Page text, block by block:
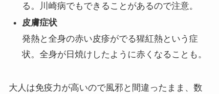
る。川崎病でもできることがあるので注意。
皮膚症状
発熱と全身の赤い皮疹がでる猩紅熱という症
状。全身が日焼けしたように赤くなることも。
大人は免疫力が高いので風邪と間違ったまま、数